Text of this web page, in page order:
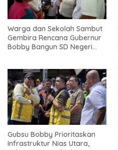
Warga dan Sekolah Sambut
Gembira Rencana Gubernur
Bobby Bangun SD Negeri
Gubsu Bobby Prioritaskan
Infrastruktur Nias Utara,